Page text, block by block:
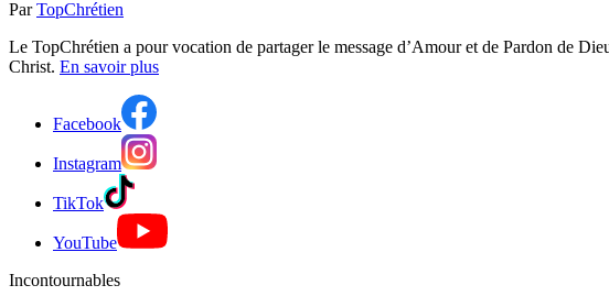
Par TopChrétien
Le TopChrétien a pour vocation de partager le message d’Amour et de Pardon de
Christ. En savoir plus
Facebook
Instagram
TikTok
YouTube
Incontournables